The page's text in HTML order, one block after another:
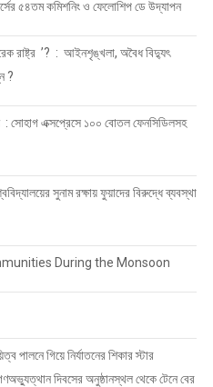
৫৪তম কমিশনিং ও ফেলোশিপ ডে উদ্‌যাপন
রাষ্ট্র ’? : আইনশৃঙ্খলা, অবৈধ বিদ্যুৎ
?
: সোহাগ এক্সপ্রেসে ১০০ বোতল ফেনসিডিলসহ
সুনাম রক্ষায় ফুয়াদের বিরুদ্ধে ব্যবস্থা
During the Monsoon
পালনে গিয়ে নির্যাতনের শিকার স্টার
দিবসের অনুষ্ঠানস্থল থেকে টেনে বের